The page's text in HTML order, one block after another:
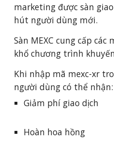
marketing được sàn
hút người dùng mới.
Sàn MEXC cung cấp
khổ chương trình
Khi nhập mã mexc-xr
người dùng có thể nhận:
Giảm phí giao dịch
Hoàn hoa hồng